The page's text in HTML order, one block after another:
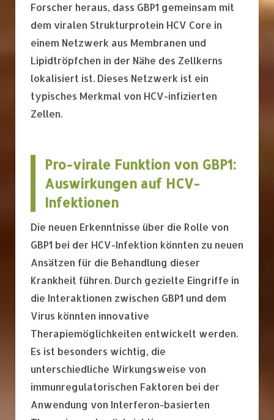
Forscher heraus, dass GBP1 gemeinsam mit
dem viralen Strukturprotein HCV Core in
einem Netzwerk aus Membranen und
Lipidtröpfchen in der Nähe des Zellkerns
lokalisiert ist. Dieses Netzwerk ist ein
typisches Merkmal von HCV-infizierten
Zellen.
Pro-virale Funktion von GBP1:
Auswirkungen auf HCV-
Infektionen
Die neuen Erkenntnisse über die Rolle von
GBP1 bei der HCV-Infektion könnten zu neuen
Ansätzen für die Behandlung dieser
Krankheit führen. Durch gezielte Eingriffe in
die Interaktionen zwischen GBP1 und dem
Virus könnten innovative
Therapiemöglichkeiten entwickelt werden.
Es ist besonders wichtig, die
unterschiedliche Wirkungsweise von
immunregulatorischen Faktoren bei der
Anwendung von Interferon-basierten